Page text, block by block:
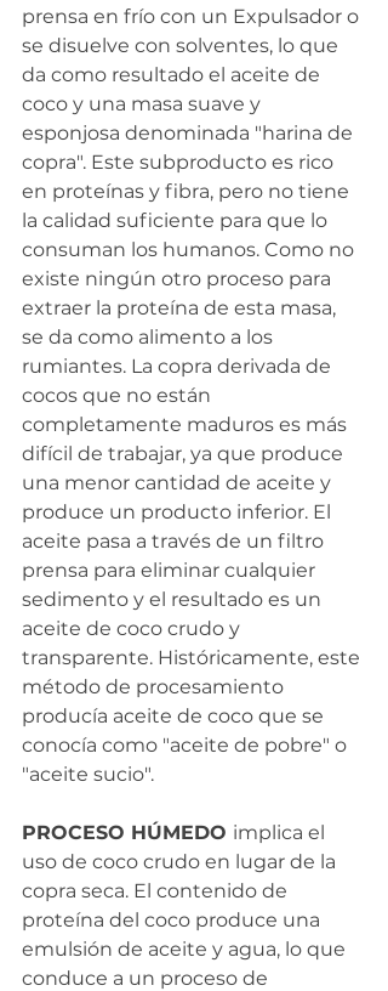
prensa en frío con un Expulsador o
se disuelve con solventes, lo que
da como resultado el aceite de
coco y una masa suave y
esponjosa denominada "harina de
copra". Este subproducto es rico
en proteínas y fibra, pero no tiene
la calidad suficiente para que lo
consuman los humanos. Como no
existe ningún otro proceso para
extraer la proteína de esta masa,
se da como alimento a los
rumiantes. La copra derivada de
cocos que no están
completamente maduros es más
difícil de trabajar, ya que produce
una menor cantidad de aceite y
produce un producto inferior. El
aceite pasa a través de un filtro
prensa para eliminar cualquier
sedimento y el resultado es un
aceite de coco crudo y
transparente. Históricamente, este
método de procesamiento
producía aceite de coco que se
conocía como "aceite de pobre" o
"aceite sucio".
PROCESO HÚMEDO implica el
uso de coco crudo en lugar de la
copra seca. El contenido de
proteína del coco produce una
emulsión de aceite y agua, lo que
conduce a un proceso de